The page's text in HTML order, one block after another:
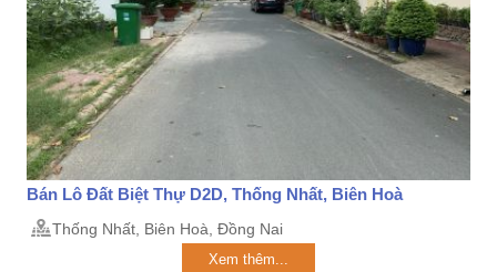
Bán Lô Đất Biệt Thự D2D, Thống Nhất, Biên Hoà
Thống Nhất, Biên Hoà, Đồng Nai
Xem thêm...